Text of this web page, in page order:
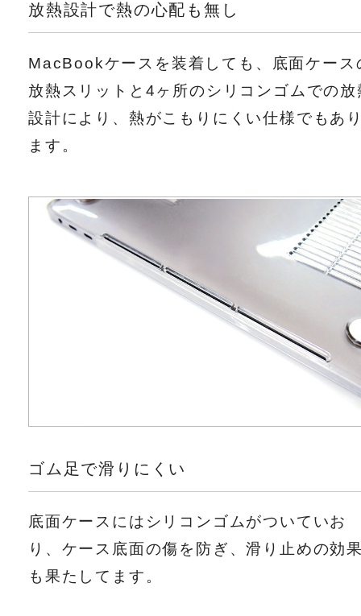
放熱設計で熱の心配も無し
MacBookケースを装着しても、底面ケース
放熱スリットと4ヶ所のシリコンゴムでの放
設計により、熱がこもりにくい仕様でもあ
ます。
ゴム足で滑りにくい
底面ケースにはシリコンゴムがついていお
り、ケース底面の傷を防ぎ、滑り止めの効
も果たしてます。